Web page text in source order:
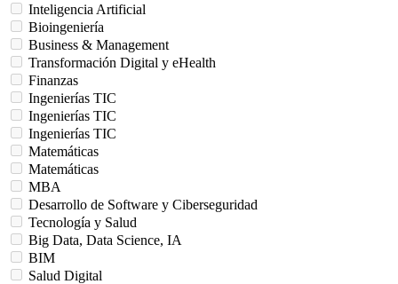
Inteligencia Artificial
Bioingeniería
Business & Management
Transformación Digital y eHealth
Finanzas
Ingenierías TIC
Ingenierías TIC
Ingenierías TIC
Matemáticas
Matemáticas
MBA
Desarrollo de Software y Ciberseguridad
Tecnología y Salud
Big Data, Data Science, IA
BIM
Salud Digital